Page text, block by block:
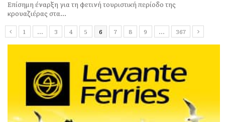
Επίσημη έναρξη για τη φετινή τουριστική περίοδο της
κρουαζιέρας στα...
1 … 3 4 5 6 7 8 9 … 367